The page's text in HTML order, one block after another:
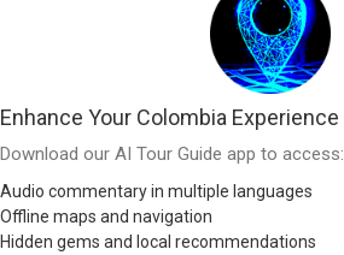
Enhance Your Colombia Experience
Download our AI Tour Guide app to access:
Audio commentary in multiple languages
Offline maps and navigation
Hidden gems and local recommendations